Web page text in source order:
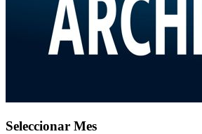
Seleccionar Mes